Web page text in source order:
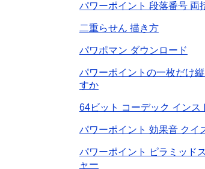
パワーポイント 段落番号 両
二重らせん 描き方
パワポマン ダウンロード
パワーポイントの一枚だけ縦
すか
64ビット コーデック インス
パワーポイント 効果音 クイ
パワーポイント ピラミッド
ャー